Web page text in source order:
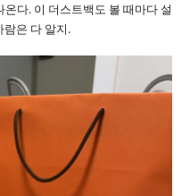
다. 이 더스트백도 볼 때마다 설
람은 다 알지.